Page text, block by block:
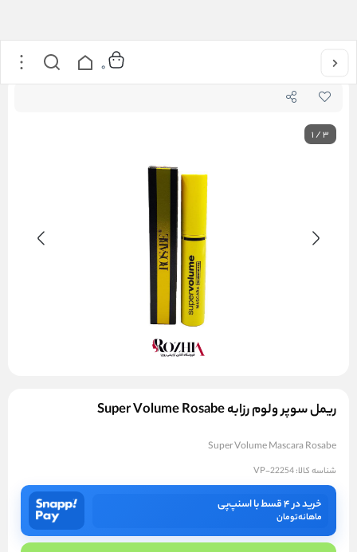
خانه 0
1/3
ریمل سوپر ولوم رزابه Super Volume Rosabe
Super Volume Mascara Rosabe
شناسه کالا:VP-22254
خرید در ۴ قسط با اسنپ‌پی
ماهانهتومان